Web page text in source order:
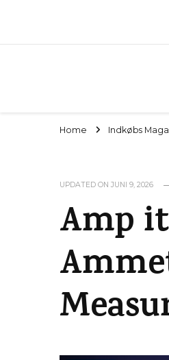
Home Indkøbs
UPDATED ON JUNI 9, 2026
Amp